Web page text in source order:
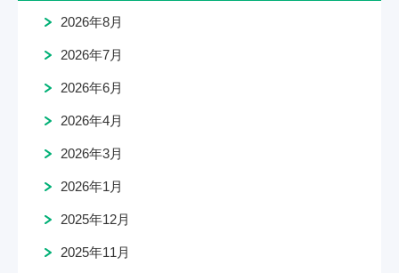
2026年8月
2026年7月
2026年6月
2026年4月
2026年3月
2026年1月
2025年12月
2025年11月